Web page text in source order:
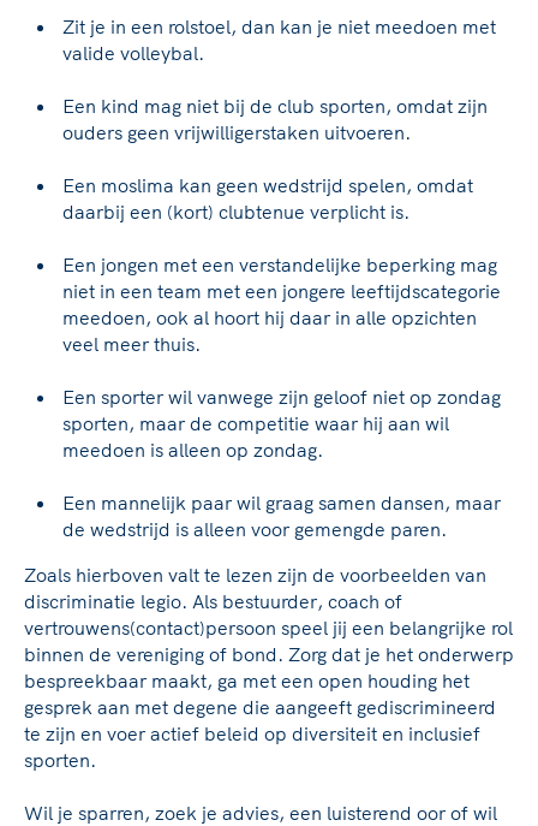
Zit je in een rolstoel, dan kan je niet meedoen met
valide volleybal.
Een kind mag niet bij de club sporten, omdat zijn
ouders geen vrijwilligerstaken uitvoeren.
Een moslima kan geen wedstrijd spelen, omdat
daarbij een (kort) clubtenue verplicht is.
Een jongen met een verstandelijke beperking mag
niet in een team met een jongere leeftijdscategorie
meedoen, ook al hoort hij daar in alle opzichten
veel meer thuis.
Een sporter wil vanwege zijn geloof niet op zondag
sporten, maar de competitie waar hij aan wil
meedoen is alleen op zondag.
Een mannelijk paar wil graag samen dansen, maar
de wedstrijd is alleen voor gemengde paren.
Zoals hierboven valt te lezen zijn de voorbeelden van
discriminatie legio. Als bestuurder, coach of
vertrouwens(contact)persoon speel jij een belangrijke rol
binnen de vereniging of bond. Zorg dat je het onderwerp
bespreekbaar maakt, ga met een open houding het
gesprek aan met degene die aangeeft gediscrimineerd
te zijn en voer actief beleid op diversiteit en inclusief
sporten.
Wil je sparren, zoek je advies, een luisterend oor of wil